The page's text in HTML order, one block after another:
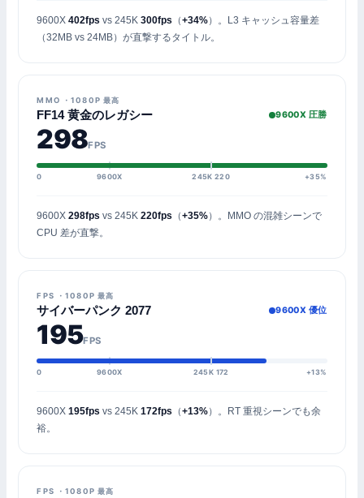
9600X402fps vs 245K300fps （+34%）。L3 キャッシュ容量差
（32MB vs 24MB）が直撃するタイトル。
MMO ・1080P 最高
FF14 黄金のレガシー 9600X 圧勝
298FPS
0 9600X 245K 220 +35%
9600X298fps vs 245K220fps （+35%）。MMO の混雑シーンで
CPU 差が直撃。
FPS ・1080P 最高
サイバーパンク 2077 9600X 優位
195FPS
0 9600X 245K 172 +13%
9600X195fps vs 245K172fps （+13%）。RT 重視シーンでも余
裕。
FPS ・1080P 最高